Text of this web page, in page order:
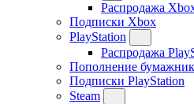
Распродажа
Подписки Xbox
PlayStation
Распродажа
Пополнение
Подписки PlayStation
Steam